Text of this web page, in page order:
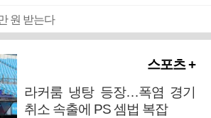
원 받는다
스포츠 +
라커룸 냉탕 등장…폭염 경기
취소 속출에 PS 셈법 복잡